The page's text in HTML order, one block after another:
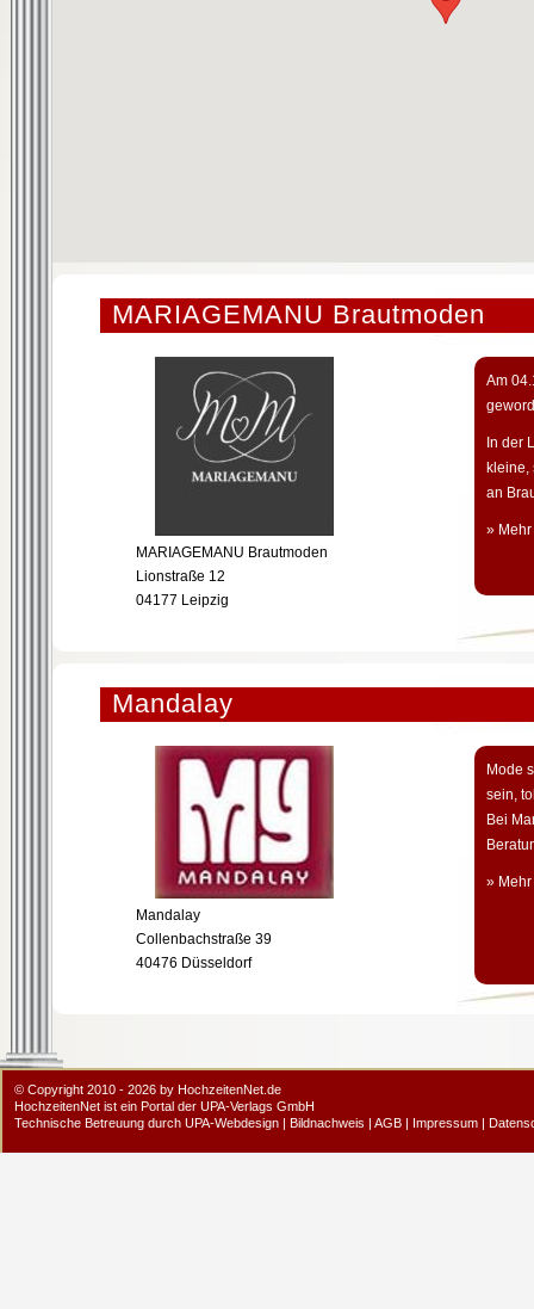
MARIAGEMANU Brautmoden
MARIAGEMANU Brautmoden
Lionstraße 12
04177 Leipzig
Am
In der
kleine,
an
»
Mandalay
Mandalay
Collenbachstraße 39
40476 Düsseldorf
Mode
sein,
Bei
»
© Copyright 2010 - 2026 by HochzeitenNet.de
HochzeitenNet ist ein Portal der UPA-Verlags GmbH
Technische Betreuung durch UPA-Webdesign | Bildnachweis | AGB | Impressum |